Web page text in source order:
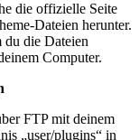
die offizielle Seite
Dateien herunter.
du die Dateien
Computer.
FTP mit deinem
„user/plugins“ in